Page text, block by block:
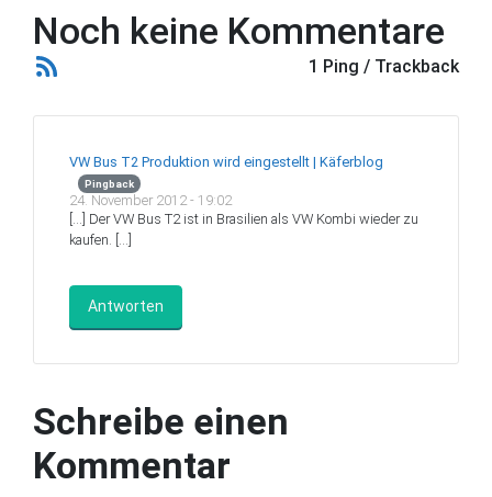
Noch keine Kommentare
1 Ping / Trackback
VW Bus T2 Produktion wird eingestellt | Käferblog
Pingback
24. November 2012 - 19:02
[…] Der VW Bus T2 ist in Brasilien als VW Kombi wieder zu
kaufen. […]
Antworten
Schreibe einen
Kommentar